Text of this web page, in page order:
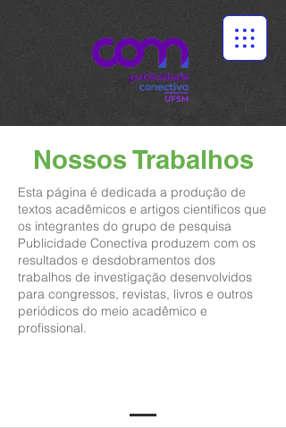
Nossos Trabalhos
Esta página é dedicada a produção de
textos acadêmicos e artigos científicos que
os integrantes do grupo de pesquisa
Publicidade Conectiva produzem com os
resultados e desdobramentos dos
trabalhos de investigação desenvolvidos
para congressos, revistas, livros e outros
periódicos do meio acadêmico e
profissional.